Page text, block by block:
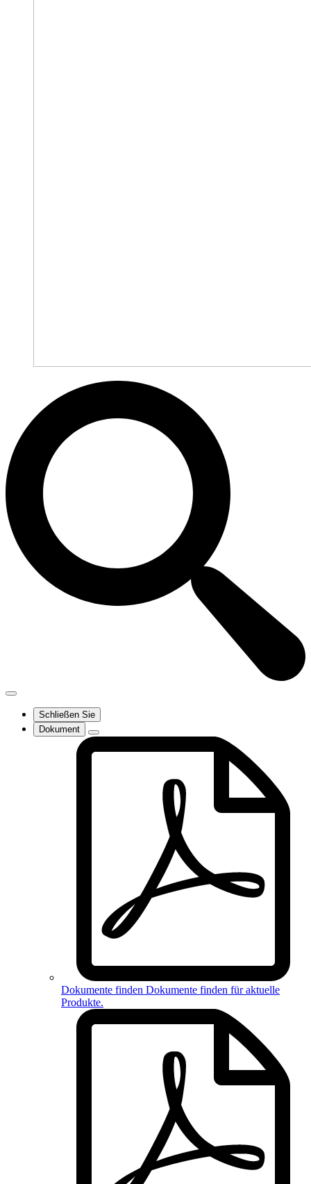
Schließen Sie
Dokument
Dokumente finden Dokumente finden füraktuelle
Produkte.